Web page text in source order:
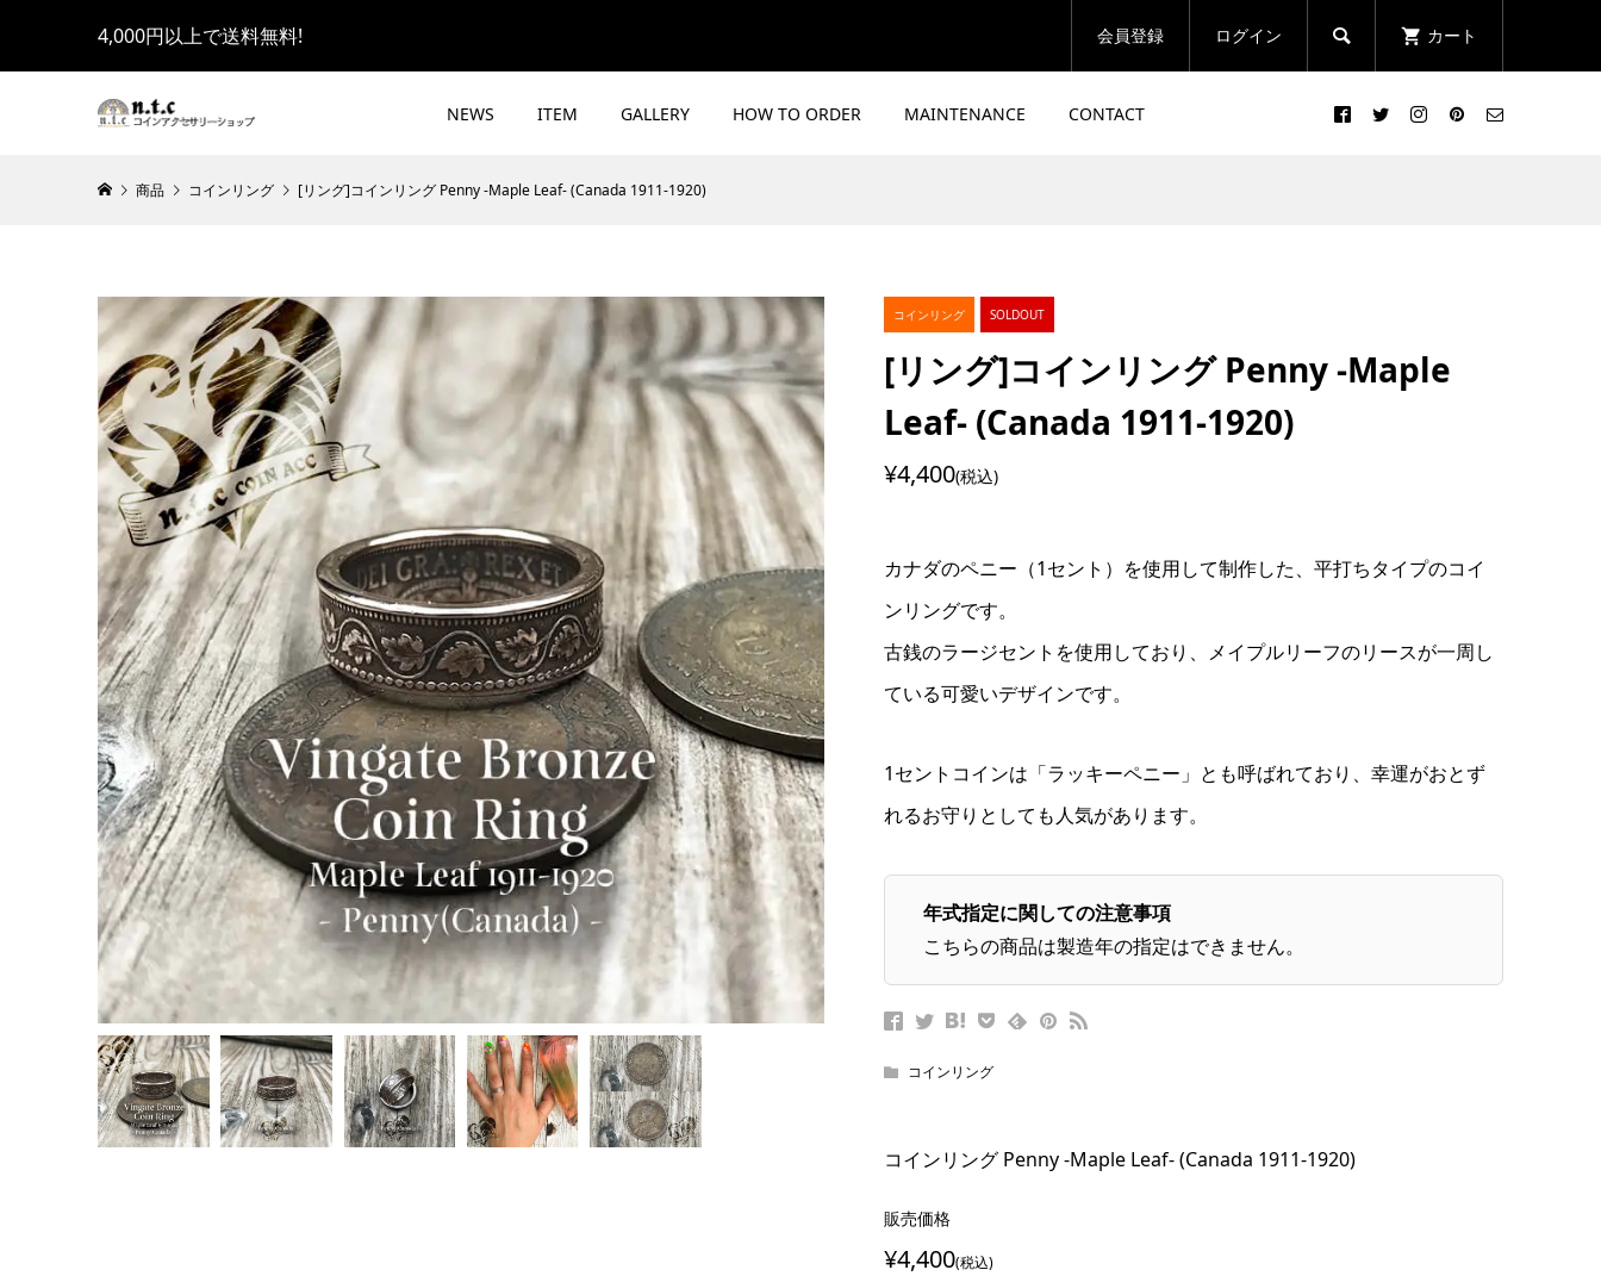
4,000円以上で送料無料! 会員登録 ログイン  カート
NEWS ITEM GALLERY HOW TO ORDER MAINTENANCE CONTACT
商品 コインリング [リング]コインリング Penny -Maple Leaf- (Canada 1911-1920)
コインリング SOLDOUT
[リング]コインリング Penny -Maple
Leaf- (Canada 1911-1920)
¥4,400(税込)
カナダのペニー（1セント）を使用して制作した、平打ちタイプのコイ
ンリングです。
古銭のラージセントを使用しており、メイプルリーフのリースが一周し
ている可愛いデザインです。
1セントコインは「ラッキーペニー」とも呼ばれており、幸運がおとず
れるお守りとしても人気があります。
年式指定に関しての注意事項
こちらの商品は製造年の指定はできません。
コインリング
コインリング Penny -Maple Leaf- (Canada 1911-1920)
販売価格
¥4,400(税込)